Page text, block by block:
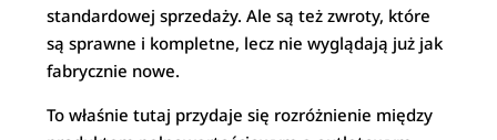
standardowej sprzedaży. Ale są też zwroty, które
są sprawne i kompletne, lecz nie wyglądają już jak
fabrycznie nowe.
To właśnie tutaj przydaje się rozróżnienie między